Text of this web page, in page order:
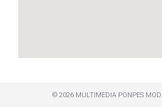
© 2026 MULTIMEDIA PONPES